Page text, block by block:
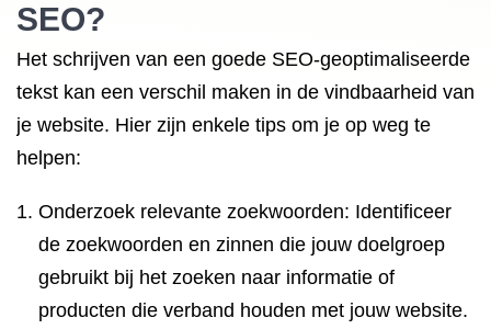
SEO?
Het schrijven van een goede SEO-geoptimaliseerde
tekst kan een verschil maken in de vindbaarheid van
je website. Hier zijn enkele tips om je op weg te
helpen:
Onderzoek relevante zoekwoorden: Identificeer
de zoekwoorden en zinnen die jouw doelgroep
gebruikt bij het zoeken naar informatie of
producten die verband houden met jouw website.